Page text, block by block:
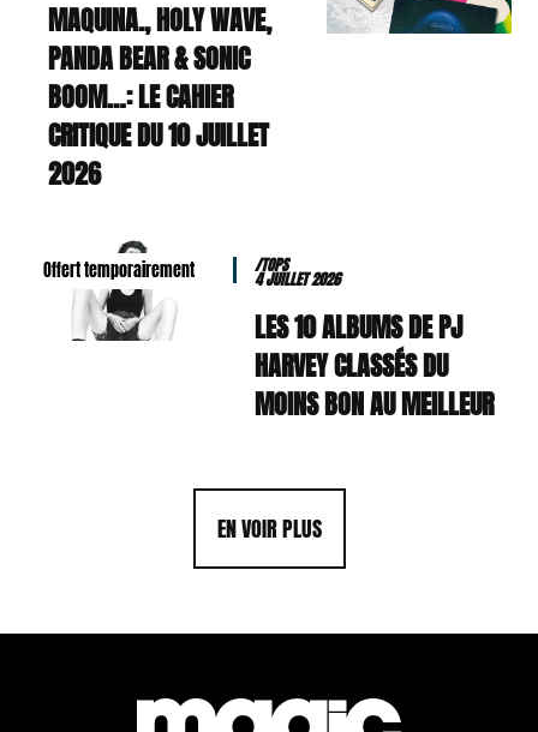
MAQUINA., HOLY WAVE,
PANDA BEAR & SONIC
BOOM…: LE CAHIER
CRITIQUE DU 10 JUILLET
2026
Offert temporairement /TOPS
4 JUILLET 2026
LES 10 ALBUMS DE PJ
HARVEY CLASSÉS DU
MOINS BON AU MEILLEUR
EN VOIR PLUS